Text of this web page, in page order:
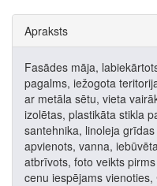
Apraksts
Fasādes māja,
pagalms, iežogota
ar metāla sētu, vieta
izolētas, plastikāta stikla
santehnika, linoleja
apvienots, vanna,
atbrīvots, foto veikts
cenu iespējams vienoties,